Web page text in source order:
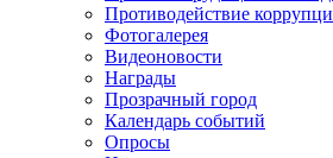
Противодействие
Фотогалерея
Видеоновости
Награды
Прозрачный город
Календарь событий
Опросы